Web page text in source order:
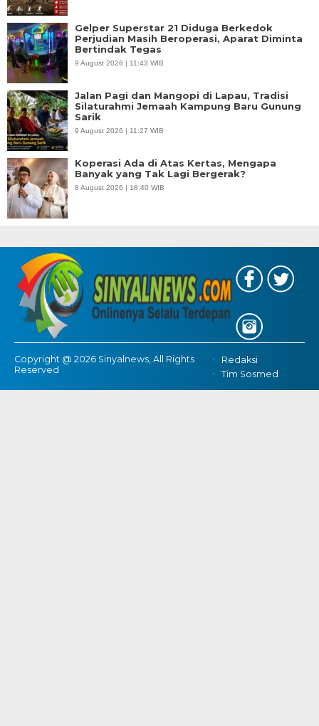
Gelper Superstar 21 Diduga Berkedok
Perjudian Masih Beroperasi, Aparat Diminta
Bertindak Tegas
9 August 2026 | 11:43 WIB
Jalan Pagi dan Mangopi di Lapau, Tradisi
Silaturahmi Jemaah Kampung Baru Gunung
Sarik
9 August 2026 | 11:27 WIB
Koperasi Ada di Atas Kertas, Mengapa
Banyak yang Tak Lagi Bergerak?
8 August 2026 | 18:40 WIB
Copyright @ 2026 Sinyalnews, All Rights
Reserved
Redaksi
Tim Sosmed